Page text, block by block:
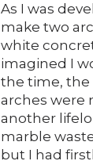
As I was
make two
white
imagined I
the time, the
arches were
another
marble
but I had